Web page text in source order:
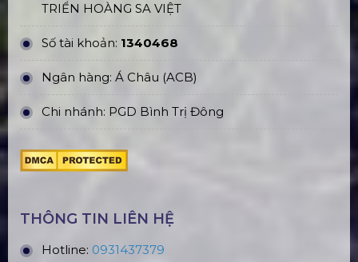
TRIỂN HOÀNG SA VIỆT
Số tài khoản: 1340468
Ngân hàng: Á Châu (ACB)
Chi nhánh: PGD Bình Trị Đông
THÔNG TIN LIÊN HỆ
Hotline: 0931437379